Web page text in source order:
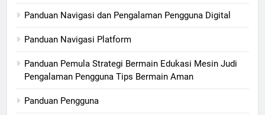
Panduan Navigasi dan Pengalaman Pengguna Digital
Panduan Navigasi Platform
Panduan Pemula Strategi Bermain Edukasi Mesin Judi
Pengalaman Pengguna Tips Bermain Aman
Panduan Pengguna